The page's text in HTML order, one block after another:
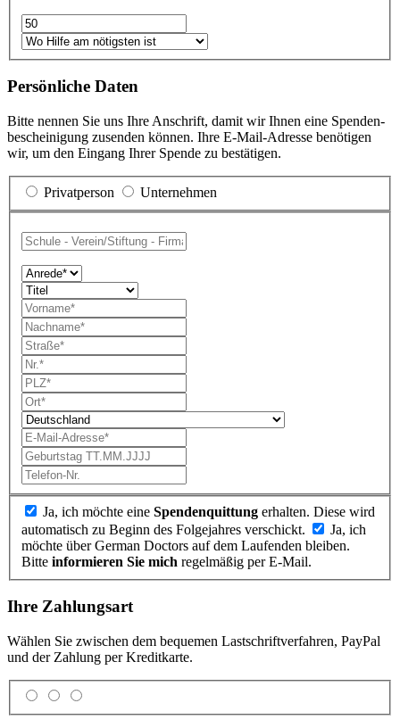
Persönliche Daten
Bitte nennen Sie uns Ihre Anschrift, damit wir Ihnen eine Spenden­
bescheinigung zu­senden können. Ihre E-Mail-Adresse benötigen
wir, um den Eingang Ihrer Spende zu bestätigen.
Privatperson Unternehmen
Ja, ich möchte eine Spendenquittung erhalten. Diese wird
automatisch zu Beginn des Folgejahres verschickt.
Ja, ich
möchte über German Doctors auf dem Laufenden bleiben.
Bitte informieren Sie mich regelmäßig per E-Mail.
Ihre Zahlungsart
Wählen Sie zwischen dem bequemen Lastschrift­verfahren, PayPal
und der Zahlung per Kreditkarte.